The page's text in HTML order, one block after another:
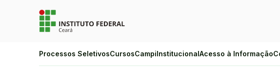
Ir para a busca
Ir para o menu principal
Ir para o conteúdo
Alto Contraste
Login da Área Administrativa
Acessibilidade
Processos SeletivosCursosCampiInstitucionalAcesso à Informação